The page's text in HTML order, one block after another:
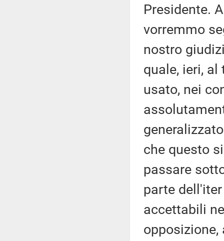
Presidente.
vorremmo
nostro
quale, ieri,
usato, nei
che questo
passare
parte
accettabili
opposizione,